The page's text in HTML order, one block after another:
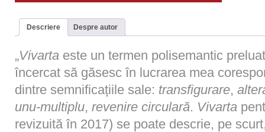
Descriere Despre autor
„Vivarta este un termen polisemantic
încercat să găsesc în lucrarea mea
dintre semnificațiile sale: transfigurare,
unu-multiplu, revenire circulară. Vivarta
revizuită în 2017) se poate descrie, pe